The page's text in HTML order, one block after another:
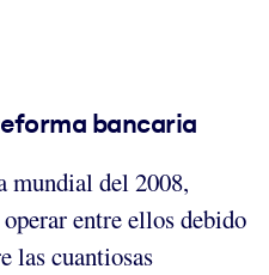
bancaria
mundial del 2008,
entre ellos debido
las cuantiosas